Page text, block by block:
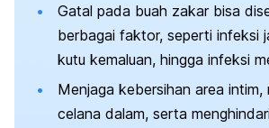
Gatal pada buah zakar bisa
berbagai faktor, seperti infeksi
kutu kemaluan, hingga infeksi
Menjaga kebersihan area intim,
celana dalam, serta